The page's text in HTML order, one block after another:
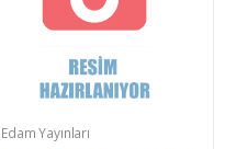
Edam Yayınları